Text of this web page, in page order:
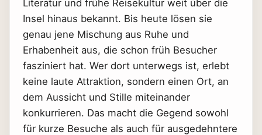
Literatur und frühe Reisekultur weit über die
Insel hinaus bekannt. Bis heute lösen sie
genau jene Mischung aus Ruhe und
Erhabenheit aus, die schon früh Besucher
fasziniert hat. Wer dort unterwegs ist, erlebt
keine laute Attraktion, sondern einen Ort, an
dem Aussicht und Stille miteinander
konkurrieren. Das macht die Gegend sowohl
für kurze Besuche als auch für ausgedehntere